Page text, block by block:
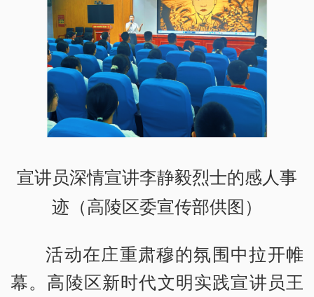
宣讲员深情宣讲李静毅烈士的感人事
迹（高陵区委宣传部供图）
活动在庄重肃穆的氛围中拉开帷
幕。高陵区新时代文明实践宣讲员王